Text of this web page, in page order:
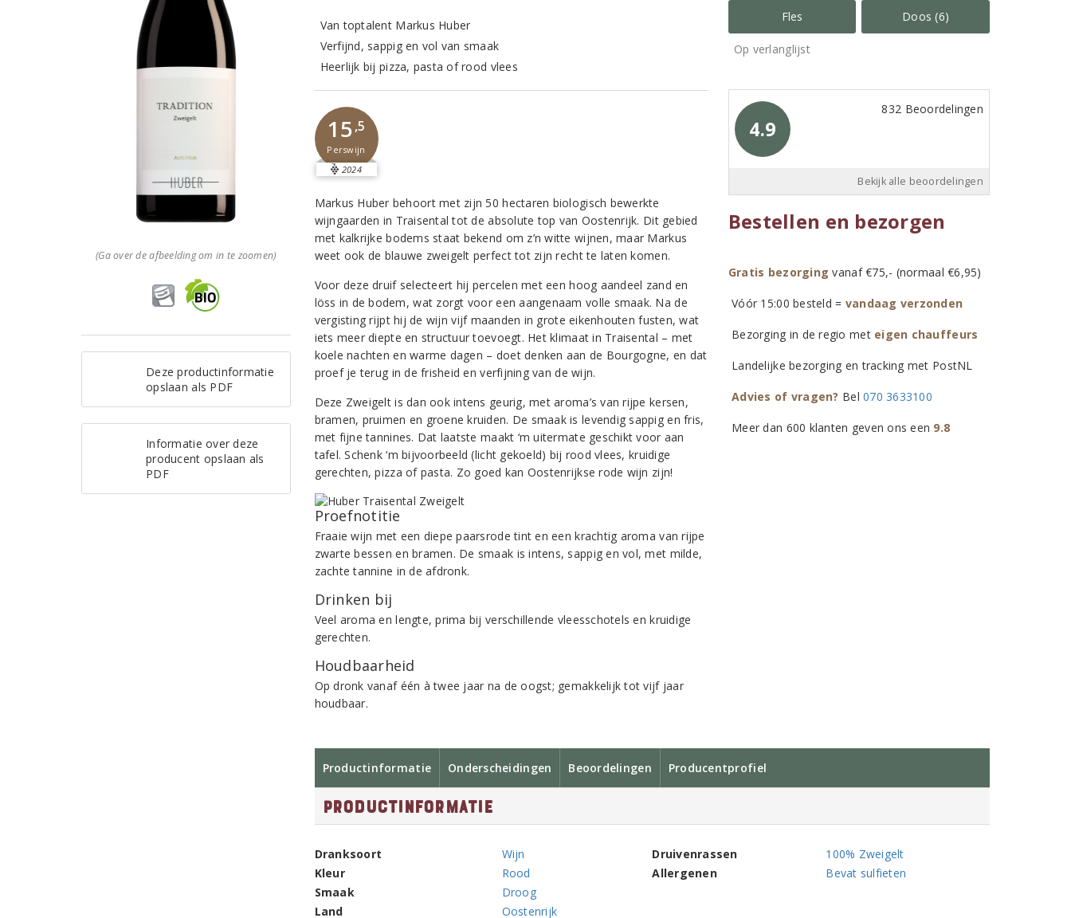
(Ga over de afbeelding om in te zoomen)
Deze productinformatie
opslaan als PDF
Informatie over deze
producent opslaan als
PDF
Van toptalent Markus Huber
Verfijnd, sappig en vol van smaak
Heerlijk bij pizza, pasta of rood vlees
15,5
Perswijn
2024
Markus Huber behoort met zijn 50 hectaren biologisch bewerkte
wijngaarden in Traisental tot de absolute top van Oostenrijk. Dit gebied
met kalkrijke bodems staat bekend om z’n witte wijnen, maar Markus
weet ook de blauwe zweigelt perfect tot zijn recht te laten komen.
Voor deze druif selecteert hij percelen met een hoog aandeel zand en
löss in de bodem, wat zorgt voor een aangenaam volle smaak. Na de
vergisting rijpt hij de wijn vijf maanden in grote eikenhouten fusten, wat
iets meer diepte en structuur toevoegt. Het klimaat in Traisental – met
koele nachten en warme dagen – doet denken aan de Bourgogne, en dat
proef je terug in de frisheid en verfijning van de wijn.
Deze Zweigelt is dan ook intens geurig, met aroma’s van rijpe kersen,
bramen, pruimen en groene kruiden. De smaak is levendig sappig en fris,
met fijne tannines. Dat laatste maakt ‘m uitermate geschikt voor aan
tafel. Schenk ‘m bijvoorbeeld (licht gekoeld) bij rood vlees, kruidige
gerechten, pizza of pasta. Zo goed kan Oostenrijkse rode wijn zijn!
Proefnotitie
Fraaie wijn met een diepe paarsrode tint en een krachtig aroma van rijpe
zwarte bessen en bramen. De smaak is intens, sappig en vol, met milde,
zachte tannine in de afdronk.
Drinken bij
Veel aroma en lengte, prima bij verschillende vleesschotels en kruidige
gerechten.
Houdbaarheid
Op dronk vanaf één à twee jaar na de oogst; gemakkelijk tot vijf jaar
houdbaar.
Fles Doos (6)
Op verlanglijst
4.9
832 Beoordelingen
Bekijk alle beoordelingen
Bestellen en bezorgen
Gratis bezorging vanaf €75,- (normaal €6,95)
Vóór 15:00 besteld = vandaag verzonden
Bezorging in de regio met eigen chauffeurs
Landelijke bezorging en tracking met PostNL
Advies of vragen? Bel070 3633100
Meer dan 600 klanten geven ons een 9.8
Productinformatie Onderscheidingen Beoordelingen Producentprofiel
Productinformatie
Dranksoort
Wijn
Kleur
Rood
Smaak
Droog
Land
Oostenrijk
Druivenrassen
100% Zweigelt
Allergenen
Bevat sulfieten